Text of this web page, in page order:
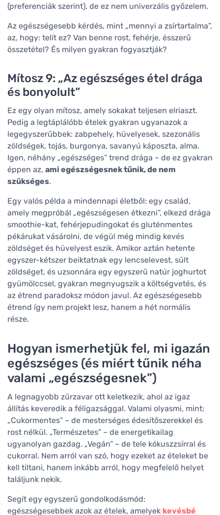
(preferenciák szerint), de ez nem univerzális győzelem.
Az egészségesebb kérdés, mint „mennyi a zsírtartalma”,
az, hogy: telít ez? Van benne rost, fehérje, ésszerű
összetétel? És milyen gyakran fogyasztják?
Mítosz 9: „Az egészséges étel drága
és bonyolult”
Ez egy olyan mítosz, amely sokakat teljesen elriaszt.
Pedig a legtáplálóbb ételek gyakran ugyanazok a
legegyszerűbbek: zabpehely, hüvelyesek, szezonális
zöldségek, tojás, burgonya, savanyú káposzta, alma.
Igen, néhány „egészséges” trend drága – de ez gyakran
éppen az, ami egészségesnek tűnik, de nem
szükséges.
Egy valós példa a mindennapi életből: egy család,
amely megpróbál „egészségesen étkezni”, elkezd drága
smoothie-kat, fehérjepudingokat és gluténmentes
pékárukat vásárolni, de végül még mindig kevés
zöldséget és hüvelyest eszik. Amikor aztán hetente
egyszer-kétszer beiktatnak egy lencselevest, sült
zöldséget, és uzsonnára egy egyszerű natúr joghurtot
gyümölccsel, gyakran megnyugszik a költségvetés, és
az étrend paradoksz módon javul. Az egészségesebb
étrend így nem projekt lesz, hanem a hét normális
része.
Hogyan ismerhetjük fel, mi igazán
egészséges (és miért tűnik néha
valami „egészségesnek”)
A legnagyobb zűrzavar ott keletkezik, ahol az igaz
állítás keveredik a féligazsággal. Valami olyasmi, mint:
„Cukormentes” – de mesterséges édesítőszerekkel és
rost nélkül. „Természetes” – de energetikailag
ugyanolyan gazdag. „Vegán” – de tele kókuszzsírral és
cukorral. Nem arról van szó, hogy ezeket az ételeket be
kell tiltani, hanem inkább arról, hogy megfelelő helyet
találjunk nekik.
Segít egy egyszerű gondolkodásmód:
egészségesebbek azok az ételek, amelyek kevésbé